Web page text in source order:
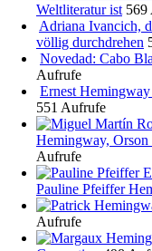
Weltliteratur ist 569
Adriana Ivancich,
völlig durchdrehen
Novedad: Cabo
Aufrufe
Ernest
551 Aufrufe
Hemingway,
Aufrufe
Pauline Pfeiffer
Aufrufe